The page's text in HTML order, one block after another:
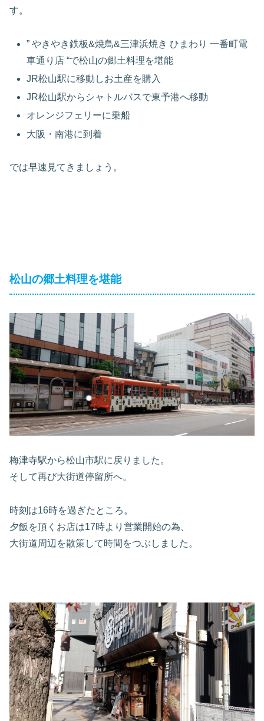
す。
” やきやき鉄板&焼鳥&三津浜焼き ひまわり 一番町電
車通り店 “で松山の郷土料理を堪能
JR松山駅に移動しお土産を購入
JR松山駅からシャトルバスで東予港へ移動
オレンジフェリーに乗船
大阪・南港に到着
では早速見てきましょう。
松山の郷土料理を堪能
梅津寺駅から松山市駅に戻りました。
そして再び大街道停留所へ。
時刻は16時を過ぎたところ。
夕飯を頂くお店は17時より営業開始の為、
大街道周辺を散策して時間をつぶしました。